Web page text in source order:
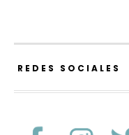
REDES SOCIALES